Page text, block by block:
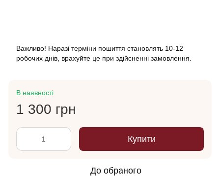
Важливо! Наразі терміни пошиття становлять 10-12
робочих днів, врахуйте це при здійсненні замовлення.
В наявності
1 300 грн
Купити
До обраного